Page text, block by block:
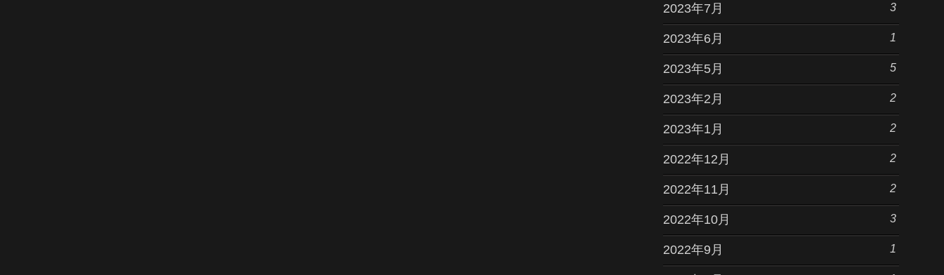
2023年7月 3
2023年6月 1
2023年5月 5
2023年2月 2
2023年1月 2
2022年12月 2
2022年11月 2
2022年10月 3
2022年9月 1